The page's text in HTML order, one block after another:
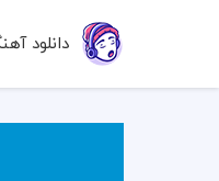
دانلود